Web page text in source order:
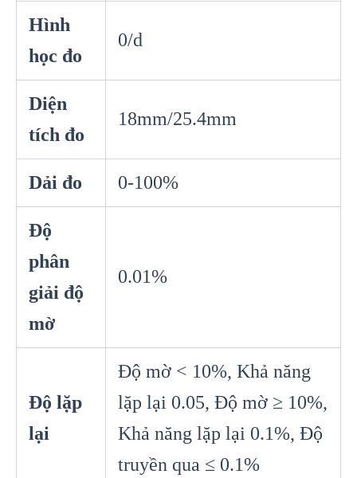
Hình
học đo
0/d
Diện
tích đo
18mm/25.4mm
Dải đo 0-100%
Độ
phân
giải độ
mờ
0.01%
Độ lặp
lại
Độ mờ < 10%, Khả năng
lặp lại 0.05, Độ mờ ≥ 10%,
Khả năng lặp lại 0.1%, Độ
truyền qua ≤ 0.1%